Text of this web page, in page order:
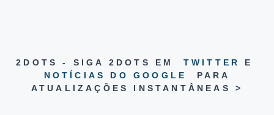
2DOTS - SIGA 2DOTS EM TWITTER
E
NOTÍCIAS DO GOOGLE
PARA
ATUALIZAÇÕES INSTANTÂNEAS >